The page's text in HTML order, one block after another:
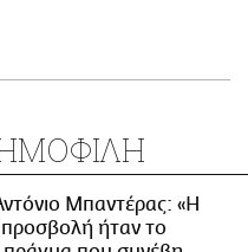
Μπαντέρας: «Η
ήταν το